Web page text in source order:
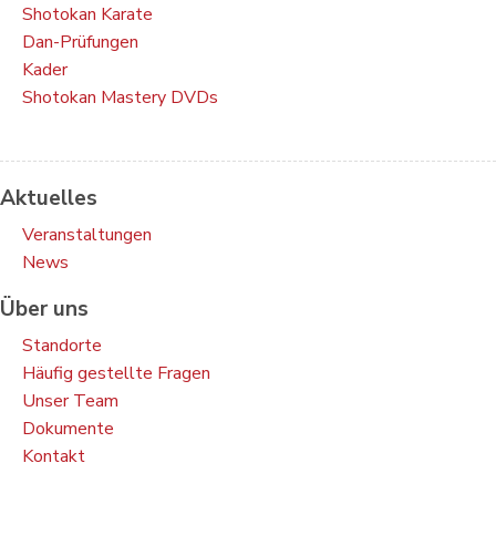
Shotokan Karate
Dan-Prüfungen
Kader
Shotokan Mastery DVDs
Aktuelles
Veranstaltungen
News
Über uns
Standorte
Häufig gestellte Fragen
Unser Team
Dokumente
Kontakt